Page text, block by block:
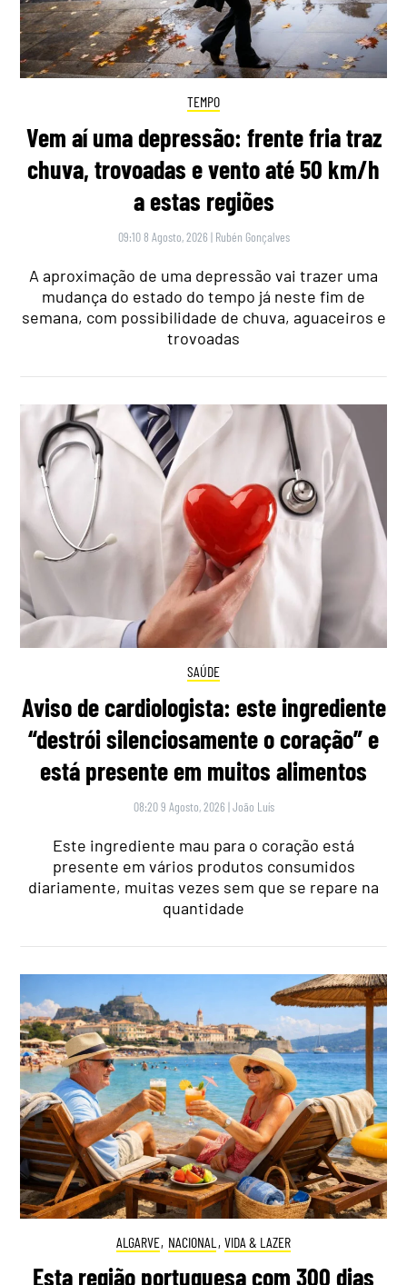
TEMPO
Vem aí uma depressão: frente fria traz
chuva, trovoadas e vento até 50 km/h
a estas regiões
09:10 8 Agosto, 2026 | Rubén Gonçalves
A aproximação de uma depressão vai trazer uma
mudança do estado do tempo já neste fim de
semana, com possibilidade de chuva, aguaceiros e
trovoadas
SAÚDE
Aviso de cardiologista: este ingrediente
“destrói silenciosamente o coração” e
está presente em muitos alimentos
08:20 9 Agosto, 2026 |João Luís
Este ingrediente mau para o coração está
presente em vários produtos consumidos
diariamente, muitas vezes sem que se repare na
quantidade
ALGARVE, NACIONAL , VIDA & LAZER
Esta região portuguesa com 300 dias